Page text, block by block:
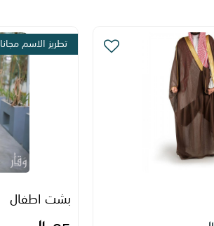
تطريز الاسم مجانا
بشت اطفال